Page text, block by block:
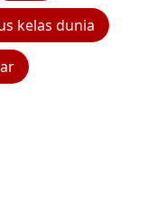
kelas dunia